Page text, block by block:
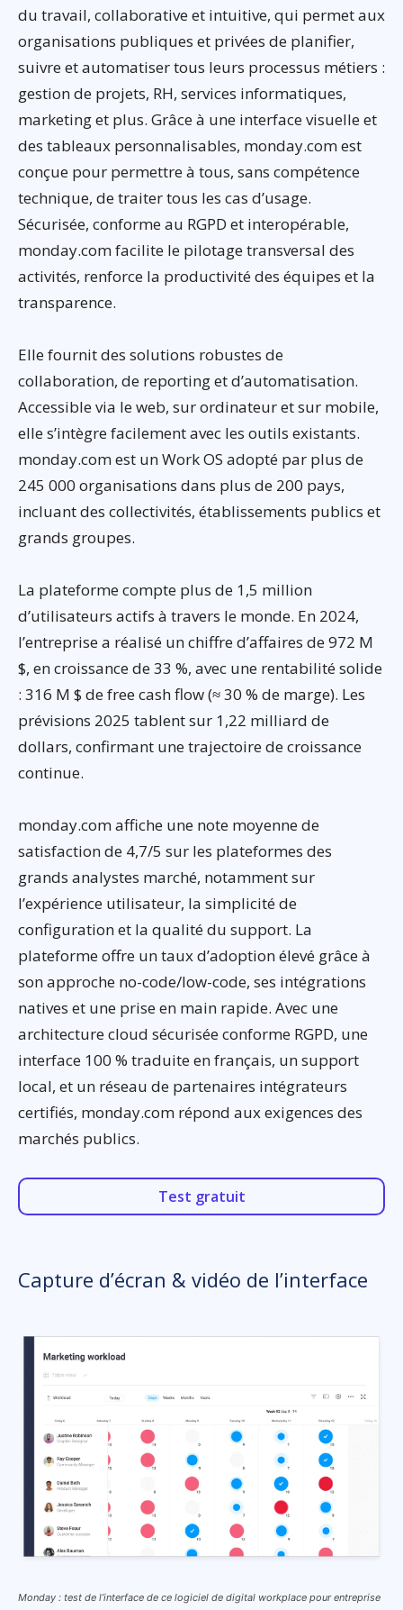
du travail, collaborative et intuitive, qui permet aux
organisations publiques et privées de planifier,
suivre et automatiser tous leurs processus métiers :
gestion de projets, RH, services informatiques,
marketing et plus. Grâce à une interface visuelle et
des tableaux personnalisables, monday.com est
conçue pour permettre à tous, sans compétence
technique, de traiter tous les cas d’usage.
Sécurisée, conforme au RGPD et interopérable,
monday.com facilite le pilotage transversal des
activités, renforce la productivité des équipes et la
transparence.
Elle fournit des solutions robustes de
collaboration, de reporting et d’automatisation.
Accessible via le web, sur ordinateur et sur mobile,
elle s’intègre facilement avec les outils existants.
monday.com est un Work OS adopté par plus de
245 000 organisations dans plus de 200 pays,
incluant des collectivités, établissements publics et
grands groupes.
La plateforme compte plus de 1,5 million
d’utilisateurs actifs à travers le monde. En 2024,
l’entreprise a réalisé un chiffre d’affaires de 972 M
$, en croissance de 33 %, avec une rentabilité solide
: 316 M $ de free cash flow (≈ 30 % de marge). Les
prévisions 2025 tablent sur 1,22 milliard de
dollars, confirmant une trajectoire de croissance
continue.
monday.com affiche une note moyenne de
satisfaction de 4,7/5 sur les plateformes des
grands analystes marché, notamment sur
l’expérience utilisateur, la simplicité de
configuration et la qualité du support. La
plateforme offre un taux d’adoption élevé grâce à
son approche no-code/low-code, ses intégrations
natives et une prise en main rapide. Avec une
architecture cloud sécurisée conforme RGPD, une
interface 100 % traduite en français, un support
local, et un réseau de partenaires intégrateurs
certifiés, monday.com répond aux exigences des
marchés publics.
Test gratuit
Capture d’écran & vidéo de l’interface
Monday : test de l’interface de ce logiciel de digital workplace pour entreprise